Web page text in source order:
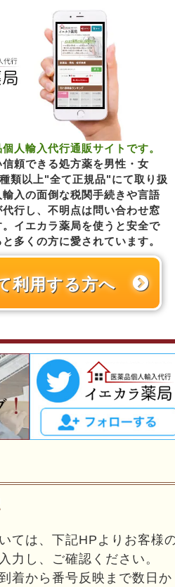
人輸入代行通販サイトです。
頼できる処方薬を男性・女
類以上"全て正規品"にて取り扱
入の面倒な税関手続きや言語
行し、不明点は問い合わせ窓
イエカラ薬局を使うと安全で
多くの方に愛されています。
利用する方へ
ては、下記HPよりお客様
力し、ご確認ください。
着から番号反映まで数日か